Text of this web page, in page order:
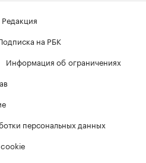
Редакция
на РБК
Информация об ограничениях
персональных данных